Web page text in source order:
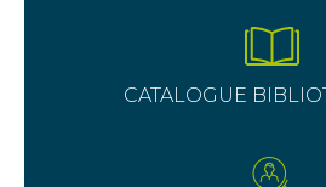
CATALOGUE